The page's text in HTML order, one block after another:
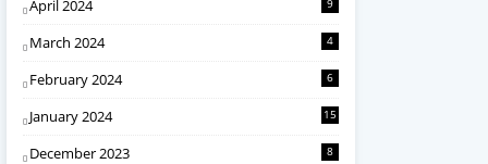
April 2024 9
March 2024 4
February 2024 6
January 2024 15
December 2023 8